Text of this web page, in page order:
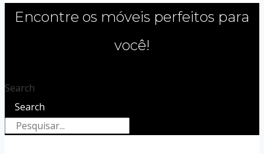
Encontre os móveis perfeitos para
você!
Search
Search